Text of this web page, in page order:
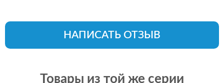
НАПИСАТЬ ОТЗЫВ
Товары из той же серии